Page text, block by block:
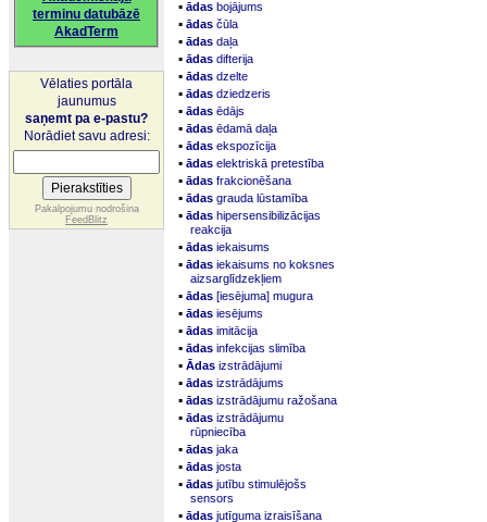
terminu datubāzē
AkadTerm
Vēlaties portāla
jaunumus
saņemt pa e-pastu?
Norādiet savu adresi:
Pakalpojumu nodrošina
FeedBlitz
▪ ādas bojājums
▪ ādas čūla
▪ ādas daļa
▪ ādas difterija
▪ ādas dzelte
▪ ādas dziedzeris
▪ ādas ēdājs
▪ ādas ēdamā daļa
▪ ādas ekspozīcija
▪ ādas elektriskā pretestība
▪ ādas frakcionēšana
▪ ādas grauda lūstamība
▪ ādas hipersensibilizācijas
reakcija
▪ ādas iekaisums
▪ ādas iekaisums no koksnes
aizsarglīdzekļiem
▪ ādas [iesējuma] mugura
▪ ādas iesējums
▪ ādas imitācija
▪ ādas infekcijas slimība
▪ Ādas izstrādājumi
▪ ādas izstrādājums
▪ ādas izstrādājumu ražošana
▪ ādas izstrādājumu
rūpniecība
▪ ādas jaka
▪ ādas josta
▪ ādas jutību stimulējošs
sensors
▪ ādas jutīguma izraisīšana